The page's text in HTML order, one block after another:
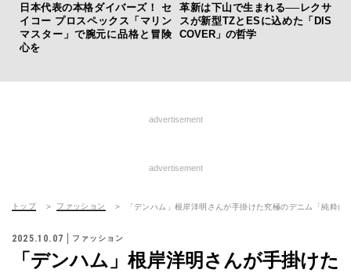
日本代表の本格ダイバーズ！ セ
イコー プロスペックス「マリン
マスター」で腕元に品格と冒険
心を
革新は下山で生まれる──レクサ
スが新型TZとESに込めた「DIS
COVER」の哲学
advertisement
advertisement
トップ ファッション 「デンハム」根岸洋明さんが手掛けた究極のデニム「純粋に
2025.10.07 ファッション
「デンハム」根岸洋明さんが手掛けた